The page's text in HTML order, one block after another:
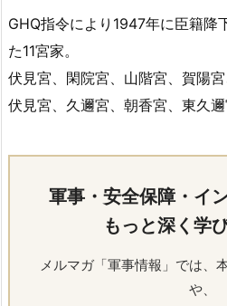
GHQ指令により1947年に臣籍降
た11宮家。
伏見宮、閑院宮、山階宮、賀陽
伏見宮、久邇宮、朝香宮、東久邇
軍事・安全保障・イ
もっと深く学
メルマガ「軍事情報」では、
や、